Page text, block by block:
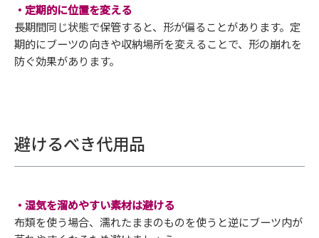
・定期的に位置を変える
長期間同じ状態で保管すると、形が偏ることがあります。定
期的にブーツの向きや収納場所を変えることで、形の崩れを
防ぐ効果があります。
避けるべき代用品
・湿気を溜めやすい素材は避ける
布類を使う場合、濡れたままのものを使うと逆にブーツ内が